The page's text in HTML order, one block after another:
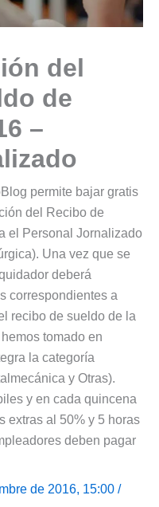
del
de
–
permite bajar gratis
del Recibo de
el Personal Jornalizado
Una vez que se
deberá
correspondientes a
recibo de sueldo de la
tomado en
la categoría
y Otras).
y en cada quincena
extras al 50% y 5 horas
deben pagar
de 2016, 15:00 /